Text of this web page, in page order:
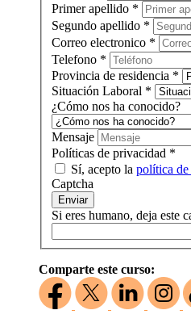
Primer apellido *
Segundo apellido *
Correo electronico *
Telefono *
Provincia de residencia *
Situación Laboral *
¿Cómo nos ha conocido?
Mensaje
Políticas de privacidad *
Sí, acepto la política
Captcha
Enviar
Si eres humano, deja este
Comparte este curso: